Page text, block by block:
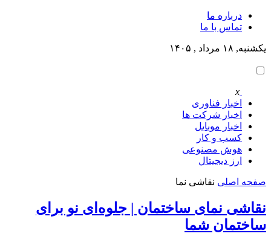
درباره ما
تماس با ما
یکشنبه, ۱۸ مرداد , ۱۴۰۵
x
اخبار فناوری
اخبار شرکت ها
اخبار موبایل
کسب و کار
هوش مصنوعی
ارز دیجیتال
صفحه اصلی نقاشی نما
نقاشی نمای ساختمان | جلوه‌ای نو برای
ساختمان شما